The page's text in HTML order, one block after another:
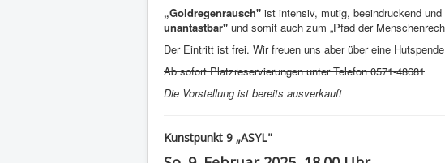
„Goldregenrausch" ist intensiv, mutig, beeindruckend
unantastbar" und somit auch zum „Pfad der
Der Eintritt ist frei. Wir freuen uns aber über eine
Ab sofort Platzreservierungen unter Telefon 0571-48681
Die Vorstellung ist bereits ausverkauft
Kunstpunkt 9 „ASYL"